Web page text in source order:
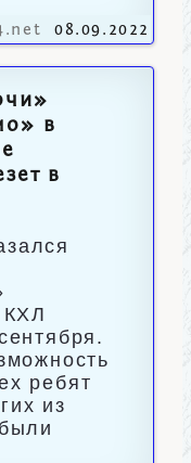
08.09.2022
в
в
КХЛ
ребят
из